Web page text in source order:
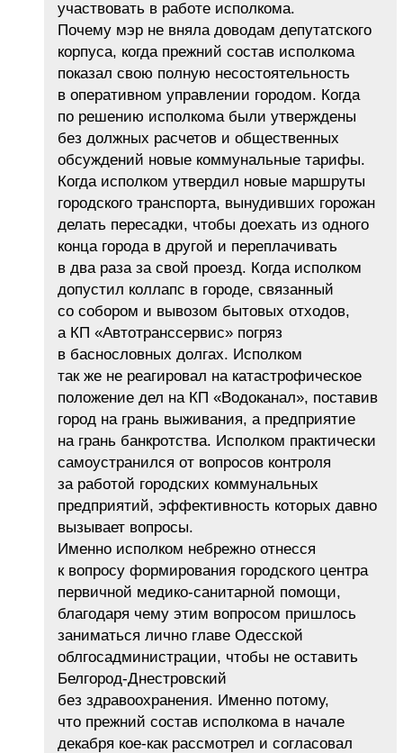
участвовать в работе исполкома.
Почему мэр не вняла доводам депутатского
корпуса, когда прежний состав исполкома
показал свою полную несостоятельность
в оперативном управлении городом. Когда
по решению исполкома были утверждены
без должных расчетов и общественных
обсуждений новые коммунальные тарифы.
Когда исполком утвердил новые маршруты
городского транспорта, вынудивших горожан
делать пересадки, чтобы доехать из одного
конца города в другой и переплачивать
в два раза за свой проезд. Когда исполком
допустил коллапс в городе, связанный
со собором и вывозом бытовых отходов,
а КП «Автотранссервис» погряз
в баснословных долгах. Исполком
так же не реагировал на катастрофическое
положение дел на КП «Водоканал», поставив
город на грань выживания, а предприятие
на грань банкротства. Исполком практически
самоустранился от вопросов контроля
за работой городских коммунальных
предприятий, эффективность которых давно
вызывает вопросы.
Именно исполком небрежно отнесся
к вопросу формирования городского центра
первичной медико-санитарной помощи,
благодаря чему этим вопросом пришлось
заниматься лично главе Одесской
облгосадминистрации, чтобы не оставить
Белгород-Днестровский
без здравоохранения. Именно потому,
что прежний состав исполкома в начале
декабря кое-как рассмотрел и согласовал